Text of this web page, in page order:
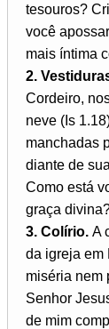
tesouros?
você
mais íntima
2.
Cordeiro,
neve (Is
manchadas
diante de
Como está
graça
3. Colírio. A
da igreja em
miséria nem
Senhor
de mim